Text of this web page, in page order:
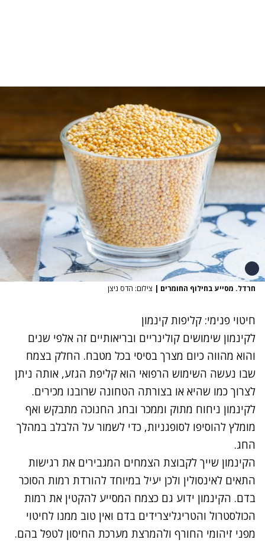
חרדל. מסייע בחילוף החומרים | צילום: הדס ניצן
חיטוי פנימי: קליפות קינמון
לקינמון שימושים קולינריים ובריאותיים זה אלפי שנים
והוא מהווה כיום מצרך בסיסי בכל מטבח. החלק בצמח
שבו נעשה השימוש הרפואי הוא קליפת הגזע, אותה ניתן
לצרוך כמו שהיא או בצורתה הטחונה שרובנו מכירים.
לקינמון ניחוח מתוק וממכר ובחג החנוכה מתבקש ואף
מומלץ להוסיפו לסופגניות, כדי לשמור על הלבלב במהלך
החג.
הקינמון שייך לקבוצת הצמחים המגבירים את רגישות
התאים לאינסולין ולכן יעיל במיוחד להורדת רמות הסוכר
בדם. הקינמון ידוע גם כצמח המסייע להקטין את רמות
הכולסטרול והטריגליצרידים בדם ואין טוב ממנו לחיטוי
מפני זיהומי החורף ולהמרצת מערכת החיסון לטפל בהם.